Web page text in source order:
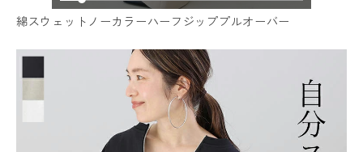
綿スウェットノーカラーハーフジッププルオーバー